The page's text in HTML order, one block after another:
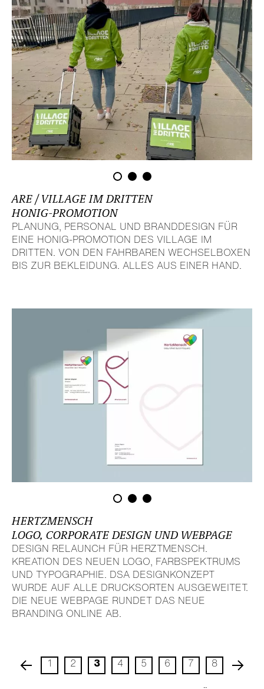
ARE / VILLAGE IM DRITTEN
HONIG-PROMOTION
PLANUNG, PERSONAL UND BRAND­DE­SIGN FÜR
EINE HONIG-PROMOTION DES VILLAGE IM
DRITTEN. VON DEN FAHRBAREN WECH­SEL­BOXEN
BIS ZUR BEKLEI­DUNG. ALLES AUS EINER HAND.
HERTZ­MENSCH
LOGO, CORPORATE DESIGN UND WEBPAGE
DESIGN RELAUNCH FÜR HERZT­MENSCH.
KREATION DES NEUEN LOGO, FARB­SPEK­TRUMS
UND TYPO­GRA­PHIE. DSA DESIGN­KON­ZEPT
WURDE AUF ALLE DRUCKS­ORTEN AUSGE­WEITET.
DIE NEUE WEBPAGE RUNDET DAS NEUE
BRANDING ONLINE AB.
1 2 3 4 5 6 7 8